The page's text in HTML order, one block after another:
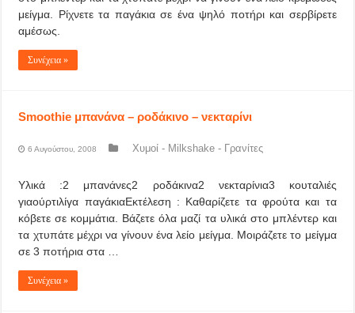
μείγμα. Ρίχνετε τα παγάκια σε ένα ψηλό ποτήρι και σερβίρετε
αμέσως.
Συνέχεια »
Smoothie μπανάνα – ροδάκινο – νεκταρίνι
6 Αυγούστου, 2008 Χυμοί - Milkshake - Γρανίτες
Υλικά :2 μπανάνες2 ροδάκινα2 νεκταρίνια3 κουταλιές
γιαούρτιλίγα παγάκιαΕκτέλεση : Καθαρίζετε τα φρούτα και τα
κόβετε σε κομμάτια. Βάζετε όλα μαζί τα υλικά στο μπλέντερ και
τα χτυπάτε μέχρι να γίνουν ένα λείο μείγμα. Μοιράζετε το μείγμα
σε 3 ποτήρια στα …
Συνέχεια »